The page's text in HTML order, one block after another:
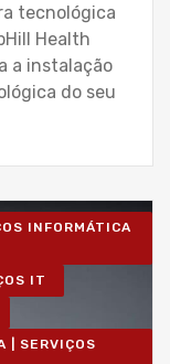
tecnológica
Health
a instalação
do seu
INFORMÁTICA
IT
| SERVIÇOS